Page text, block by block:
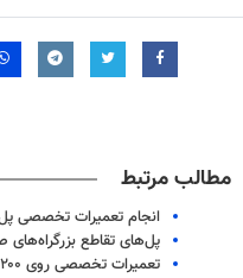
مطالب مرتبط
انجام تعمیرات تخصصی
پل‌های تقاطع
تعمیرات تخصصی روی ۲۰۰ دستگاه پل طی یکسال گذشته